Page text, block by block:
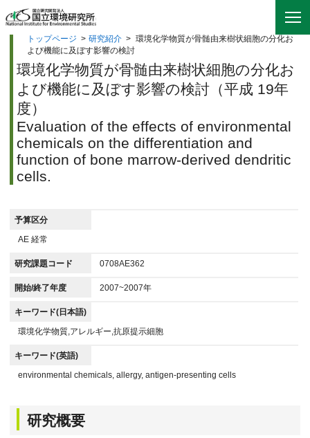
トップページ > 研究紹介 > 環境化学物質が骨髄由来樹状細胞の分化お
よび機能に及ぼす影響の検討
環境化学物質が骨髄由来樹状細胞の分化お
よび機能に及ぼす影響の検討（平成 19年
度）
Evaluation of the effects of environmental
chemicals on the differentiation and
function of bone marrow-derived dendritic
cells.
予算区分
AE 経常
研究課題コード 0708AE362
開始/終了年度 2007~2007年
キーワード(日本語)
環境化学物質,アレルギー,抗原提示細胞
キーワード(英語)
environmental chemicals, allergy, antigen-presenting cells
研究概要